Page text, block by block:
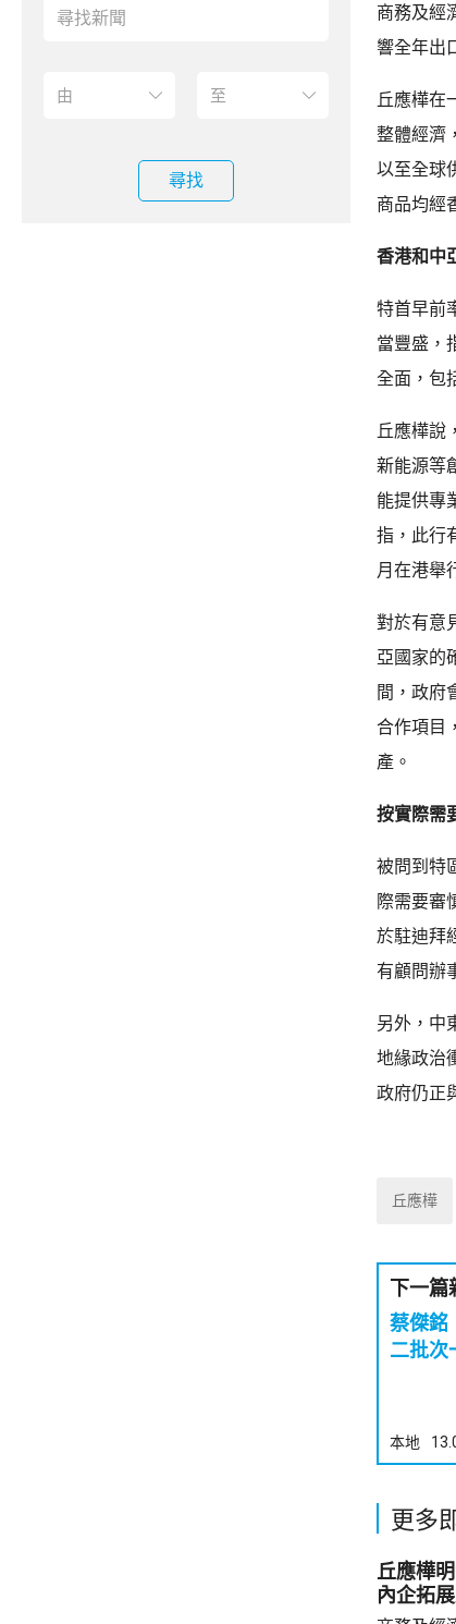
尋找
商務及經
響全年出
丘應樺在
整體經濟
以至全球
商品均經
香港和中
特首早前
當豐盛，
全面，包
丘應樺說
新能源等
能提供專
指，此行
月在港舉
對於有意
亞國家的
間，政府
合作項目
產。
按實際需
被問到特
際需要審
於駐迪拜
有顧問辦
另外，中
地緣政治
政府仍正
丘應樺
下一篇
蔡傑
二批次
本地
更多
丘應樺
內企拓